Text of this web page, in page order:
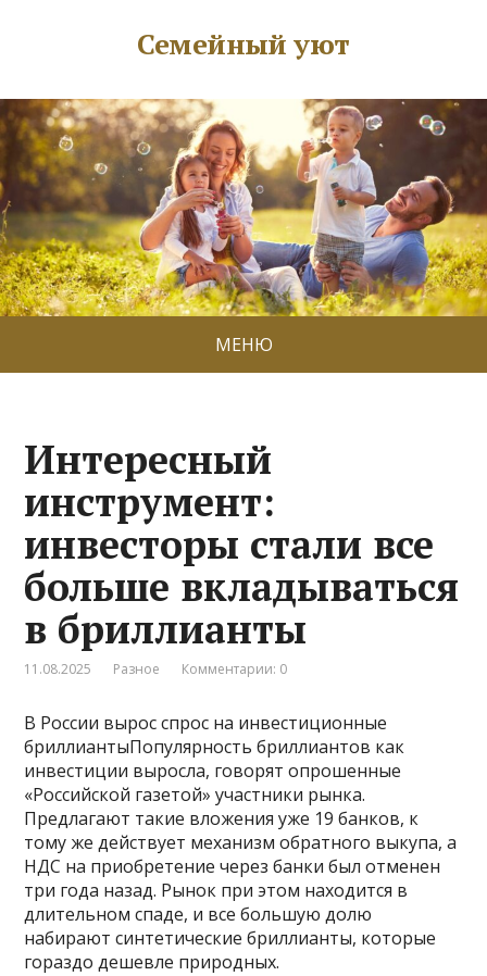
Семейный уют
МЕНЮ
Интересный
инструмент:
инвесторы стали все
больше вкладываться
в бриллианты
11.08.2025 Разное Комментарии: 0
В России вырос спрос на инвестиционные
бриллиантыПопулярность бриллиантов как
инвестиции выросла, говорят опрошенные
«Российской газетой» участники рынка.
Предлагают такие вложения уже 19 банков, к
тому же действует механизм обратного выкупа, а
НДС на приобретение через банки был отменен
три года назад. Рынок при этом находится в
длительном спаде, и все большую долю
набирают синтетические бриллианты, которые
гораздо дешевле природных.